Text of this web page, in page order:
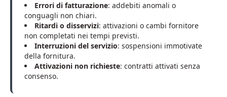
Errori di fatturazione: addebiti anomali o
conguagli non chiari.
Ritardi o disservizi: attivazioni o cambi fornitore
non completati nei tempi previsti.
Interruzioni del servizio: sospensioni immotivate
della fornitura.
Attivazioni non richieste: contratti attivati senza
consenso.